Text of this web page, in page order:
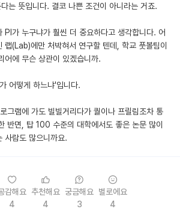
는 뜻입니다. 결코 나쁜 조건이 아니라는 거죠.
PI가 누구냐가 훨씬 더 중요하다고 생각합니다. 어
랩(Lab)에만 처박혀서 연구할 텐데, 학교 풋볼팀이
어에 무슨 상관이 있겠습니까.
어떻게 하느냐'입니다.
그램에 가도 빌빌거리다가 퀄이나 프릴림조차 통
반면, 탑 100 수준의 대학에서도 좋은 논문 많이
사람도 많으니까요.
감해요
4
추천해요
4
궁금해요
3
별로에요
4